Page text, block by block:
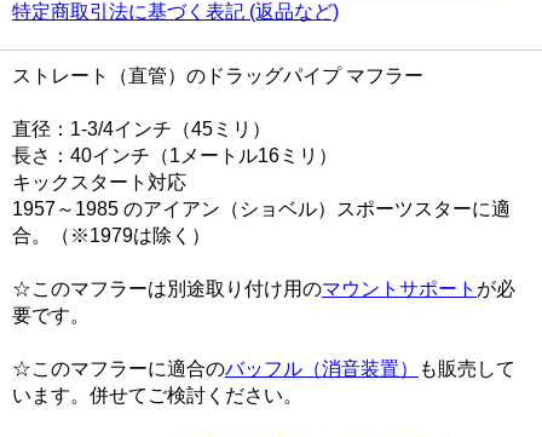
特定商取引法に基づく表記 (返品など)
ストレート（直管）のドラッグパイプ マフラー
直径：1-3/4インチ（45ミリ）
長さ：40インチ（1メートル16ミリ）
キックスタート対応
1957～1985 のアイアン（ショベル）スポーツスターに適
合。（※1979は除く）
☆このマフラーは別途取り付け用のマウントサポート が必
要です。
☆このマフラーに適合のバッフル（消音装置）
も販売して
います。併せてご検討ください。